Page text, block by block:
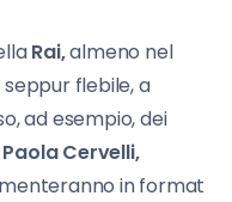
Rai,almeno nel
flebile, a
ad esempio, dei
Paola Cervelli,
in format